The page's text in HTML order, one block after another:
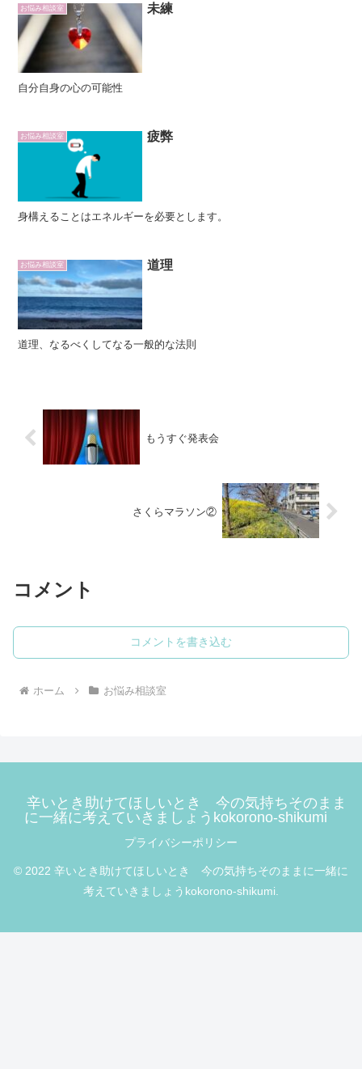
お悩み相談室 未練
自分自身の心の可能性
お悩み相談室 疲弊
身構えることはエネルギーを必要とします。
お悩み相談室 道理
道理、なるべくしてなる一般的な法則
もうすぐ発表会
さくらマラソン②
コメント
コメントを書き込む
ホーム お悩み相談室
辛いとき助けてほしいとき 今の気持ちそのまま
に一緒に考えていきましょうkokorono-shikumi
プライバシーポリシー
© 2022 辛いとき助けてほしいとき 今の気持ちそのままに一緒に
考えていきましょうkokorono-shikumi.